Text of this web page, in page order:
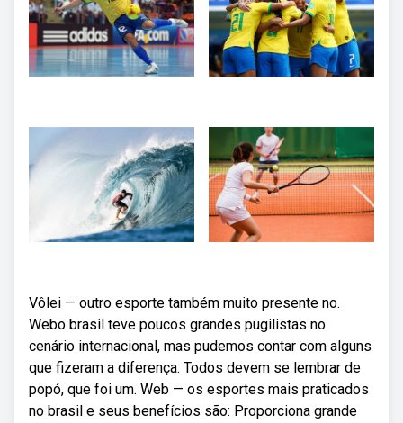
Vôlei — outro esporte também muito presente no.
Webo brasil teve poucos grandes pugilistas no
cenário internacional, mas pudemos contar com alguns
que fizeram a diferença. Todos devem se lembrar de
popó, que foi um. Web — os esportes mais praticados
no brasil e seus benefícios são: Proporciona grande